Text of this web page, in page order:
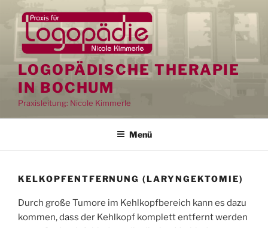
Inhalt
springen
LOGOPÄDISCHE THERAPIE
IN BOCHUM
Praxisleitung: Nicole Kimmerle
Menü
KELKOPFENTFERNUNG (LARYNGEKTOMIE)
Durch große Tumore im Kehlkopfbereich kann es dazu
kommen, dass der Kehlkopf komplett entfernt werden